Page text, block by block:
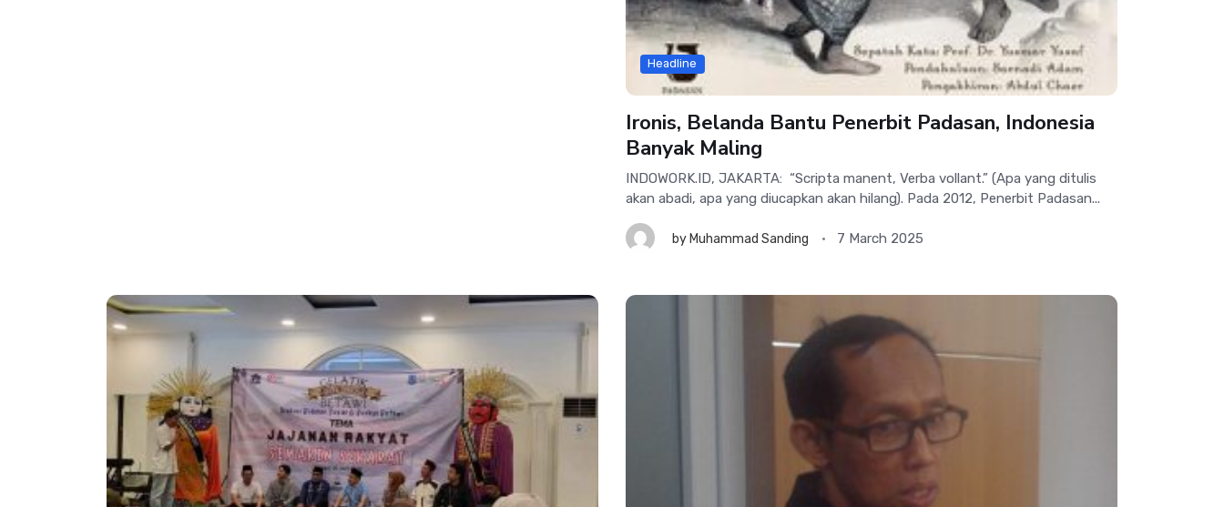
Headline
Ironis, Belanda Bantu Penerbit Padasan, Indonesia
Banyak Maling
INDOWORK.ID, JAKARTA: “Scripta manent, Verba vollant.” (Apa yang ditulis
akan abadi, apa yang diucapkan akan hilang). Pada 2012, Penerbit Padasan...
by Muhammad Sanding 7 March 2025